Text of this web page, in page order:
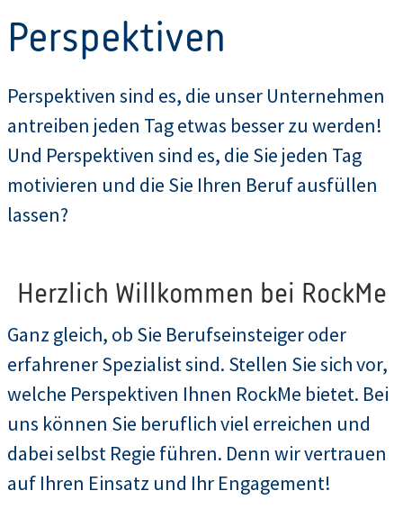
Perspektiven
Perspektiven sind es, die unser Unternehmen
antreiben jeden Tag etwas besser zu werden!
Und Perspektiven sind es, die Sie jeden Tag
motivieren und die Sie Ihren Beruf ausfüllen
lassen?
Herzlich Willkommen bei RockMe
Ganz gleich, ob Sie Berufseinsteiger oder
erfahrener Spezialist sind. Stellen Sie sich vor,
welche Perspektiven Ihnen RockMe bietet. Bei
uns können Sie beruflich viel erreichen und
dabei selbst Regie führen. Denn wir vertrauen
auf Ihren Einsatz und Ihr Engagement!